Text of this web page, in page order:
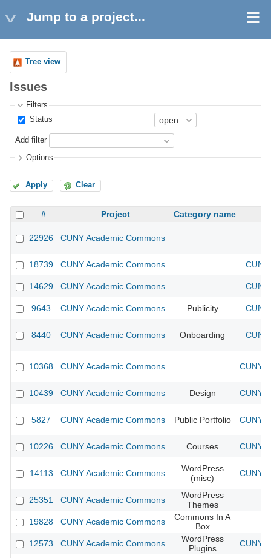
Jump to a project...
Tree view
Issues
Filters
Status
Add filter
Options
Apply Clear
# Project Category name
22926 CUNY Academic Commons
18739 CUNY Academic Commons
14629 CUNY Academic Commons
9643 CUNY Academic Commons Publicity
8440 CUNY Academic Commons Onboarding
10368 CUNY Academic Commons CUNY
10439 CUNY Academic Commons Design CUNY
5827 CUNY Academic Commons Public Portfolio CUNY
10226 CUNY Academic Commons Courses CUNY
14113 CUNY Academic Commons
WordPress
(misc)
CUNY
25351 CUNY Academic Commons
WordPress
Themes
19828
CUNY Academic Commons
Commons In A
Box
12573
CUNY Academic Commons
WordPress
Plugins
CUNY